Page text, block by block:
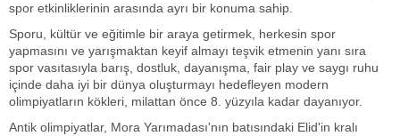
spor etkinliklerinin arasında ayrı bir konuma sahip.
Sporu, kültür ve eğitimle bir araya getirmek, herkesin spor
yapmasını ve yarışmaktan keyif almayı teşvik etmenin yanı sıra
spor vasıtasıyla barış, dostluk, dayanışma, fair play ve saygı ruhu
içinde daha iyi bir dünya oluşturmayı hedefleyen modern
olimpiyatların kökleri, milattan önce 8. yüzyıla kadar dayanıyor.
Antik olimpiyatlar, Mora Yarımadası'nın batısındaki Elid'in kralı